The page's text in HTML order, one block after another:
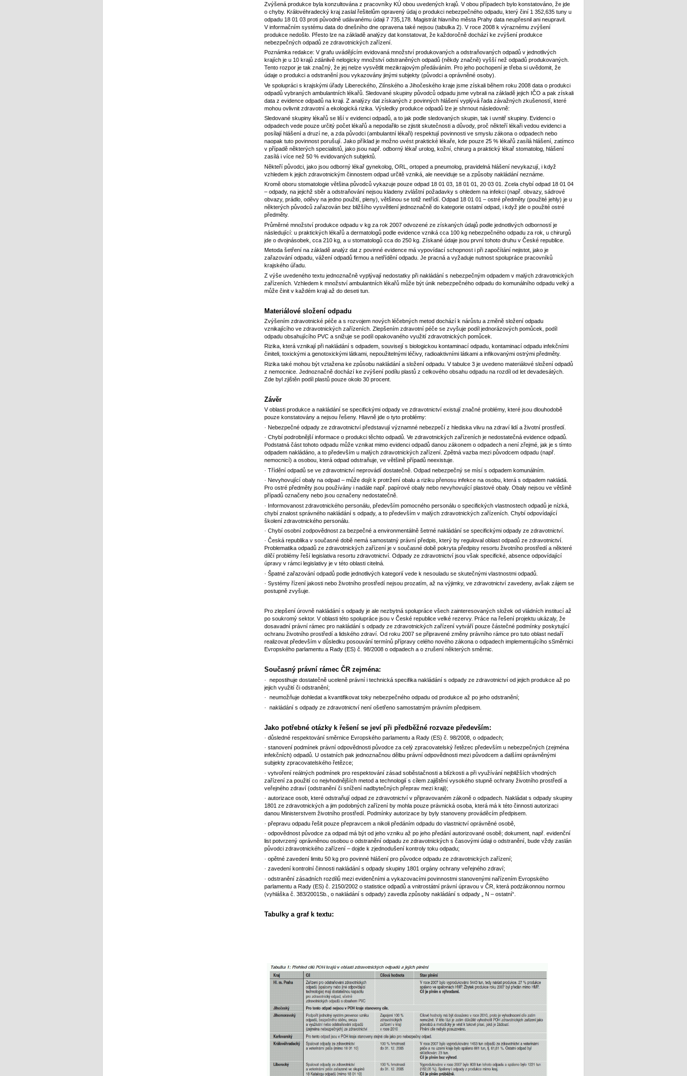
Zvýšená produkce byla konzultována z pracovníky KÚ obou uvedených krajů. V obou případech bylo konstatováno, že jde
o chyby. Královéhradecký kraj zaslal řešitelům opravený údaj o produkci nebezpečného odpadu, který činí 1 352,635 tuny u
odpadu 18 01 03 proti původně udávanému údaji 7 735,178. Magistrát hlavního města Prahy data neupřesnil ani neupravil.
V informačním systému data do dnešního dne opravena také nejsou (tabulka 2). V roce 2008 k výraznému zvýšení
produkce nedošlo. Přesto lze na základě analýzy dat konstatovat, že každoročně dochází ke zvýšení produkce
nebezpečných odpadů ze zdravotnických zařízení.
Poznámka redakce: V grafu uvádějícím evidovaná množství produkovaných a odstraňovaných odpadů v jednotlivých
krajích je u 10 krajů zdánlivě nelogicky množství odstraněných odpadů (někdy značně) vyšší než odpadů produkovaných.
Tento rozpor je tak značný, že jej nelze vysvětlit mezikrajovým předáváním. Pro jeho pochopení je třeba si uvědomit, že
údaje o produkci a odstranění jsou vykazovány jinými subjekty (původci a oprávněné osoby).
Ve spolupráci s krajskými úřady Libereckého, Zlínského a Jihočeského kraje jsme získali během roku 2008 data o produkci
odpadů vybraných ambulantních lékařů. Sledované skupiny původců odpadu jsme vybrali na základě jejich IČO a pak získali
data z evidence odpadů na kraji. Z analýzy dat získaných z povinných hlášení vyplývá řada závažných zkušeností, které
mohou ovlivnit zdravotní a ekologická rizika. Výsledky produkce odpadů lze je shrnout následovně:
Sledované skupiny lékařů se liší v evidenci odpadů, a to jak podle sledovaných skupin, tak i uvnitř skupiny. Evidenci o
odpadech vede pouze určitý počet lékařů a nepodařilo se zjistit skutečnosti a důvody, proč někteří lékaři vedou evidenci a
posílají hlášení a druzí ne, a zda původci (ambulantní lékaři) respektují povinnosti ve smyslu zákona o odpadech nebo
naopak tuto povinnost porušují. Jako příklad je možno uvést praktické lékaře, kde pouze 25 % lékařů zasílá hlášení, zatímco
v případě některých specialistů, jako jsou např. odborný lékař urolog, kožní, chirurg a praktický lékař stomatolog, hlášení
zasílá i více než 50 % evidovaných subjektů.
Někteří původci, jako jsou odborný lékař gynekolog, ORL, ortoped a pneumolog, pravidelná hlášení nevykazují, i když
vzhledem k jejich zdravotnickým činnostem odpad určitě vzniká, ale neeviduje se a způsoby nakládání neznáme.
Kromě oboru stomatologie většina původců vykazuje pouze odpad 18 01 03, 18 01 01, 20 03 01. Zcela chybí odpad 18 01 04
– odpady, na jejichž sběr a odstraňování nejsou kladeny zvláštní požadavky s ohledem na infekci (např. obvazy, sádrové
obvazy, prádlo, oděvy na jedno použití, pleny), většinou se totiž netřídí. Odpad 18 01 01 – ostré předměty (použité jehly) je u
některých původců zařazován bez bližšího vysvětlení jednoznačně do kategorie ostatní odpad, i když jde o použité ostré
předměty.
Průměrné množství produkce odpadu v kg za rok 2007 odvozené ze získaných údajů podle jednotlivých odborností je
následující: u praktických lékařů a dermatologů podle evidence vzniká cca 100 kg nebezpečného odpadu za rok, u chirurgů
jde o dvojnásobek, cca 210 kg, a u stomatologů cca do 250 kg. Získané údaje jsou první tohoto druhu v České republice.
Metoda šetření na základě analýz dat z povinné evidence má vypovídací schopnost i při započítání nejistot, jako je
zařazování odpadu, vážení odpadů firmou a netřídění odpadu. Je pracná a vyžaduje nutnost spolupráce pracovníků
krajského úřadu.
Z výše uvedeného textu jednoznačně vyplývají nedostatky při nakládání s nebezpečným odpadem v malých zdravotnických
zařízeních. Vzhledem k množství ambulantních lékařů může být únik nebezpečného odpadu do komunálního odpadu velký a
může činit v každém kraji až do deseti tun.
Materiálové složení odpadu
Zvýšením zdravotnické péče a s rozvojem nových léčebných metod dochází k nárůstu a změně složení odpadu
vznikajícího ve zdravotnických zařízeních. Zlepšením zdravotní péče se zvyšuje podíl jednorázových pomůcek, podíl
odpadu obsahujícího PVC a snižuje se podíl opakovaného využití zdravotnických pomůcek.
Rizika, která vznikají při nakládání s odpadem, souvisejí s biologickou kontaminací odpadu, kontaminací odpadu infekčními
činiteli, toxickými a genotoxickými látkami, nepoužitelnými léčivy, radioaktivními látkami a infikovanými ostrými předměty.
Rizika také mohou být vztažena ke způsobu nakládání a složení odpadu. V tabulce 3 je uvedeno materiálové složení odpadů
z nemocnice. Jednoznačně dochází ke zvýšení podílu plastů z celkového obsahu odpadu na rozdíl od let devadesátých.
Zde byl zjištěn podíl plastů pouze okolo 30 procent.
Závěr
V oblasti produkce a nakládání se specifickými odpady ve zdravotnictví existují značné problémy, které jsou dlouhodobě
pouze konstatovány a nejsou řešeny. Hlavně jde o tyto problémy:
· Nebezpečné odpady ze zdravotnictví představují významné nebezpečí z hlediska vlivu na zdraví lidí a životní prostředí.
· Chybí podrobnější informace o produkci těchto odpadů. Ve zdravotnických zařízeních je nedostatečná evidence odpadů.
Podstatná část tohoto odpadu může vznikat mimo evidenci odpadů danou zákonem o odpadech a není zřejmé, jak je s tímto
odpadem nakládáno, a to především u malých zdravotnických zařízení. Zpětná vazba mezi původcem odpadu (např.
nemocnicí) a osobou, která odpad odstraňuje, ve většině případů neexistuje.
· Třídění odpadů se ve zdravotnictví neprovádí dostatečně. Odpad nebezpečný se mísí s odpadem komunálním.
· Nevyhovující obaly na odpad – může dojít k protržení obalu a riziku přenosu infekce na osobu, která s odpadem nakládá.
Pro ostré předměty jsou používány i nadále např. papírové obaly nebo nevyhovující plastové obaly. Obaly nejsou ve většině
případů označeny nebo jsou označeny nedostatečně.
· Informovanost zdravotnického personálu, především pomocného personálu o specifických vlastnostech odpadů je nízká,
chybí znalost správného nakládání s odpady, a to především v malých zdravotnických zařízeních. Chybí odpovídající
školení zdravotnického personálu.
· Chybí osobní zodpovědnost za bezpečné a environmentálně šetrné nakládání se specifickými odpady ze zdravotnictví.
· Česká republika v současné době nemá samostatný právní předpis, který by reguloval oblast odpadů ze zdravotnictví.
Problematika odpadů ze zdravotnických zařízení je v současné době pokryta předpisy resortu životního prostředí a některé
dílčí problémy řeší legislativa resortu zdravotnictví. Odpady ze zdravotnictví jsou však specifické, absence odpovídající
úpravy v rámci legislativy je v této oblasti citelná.
· Špatné zařazování odpadů podle jednotlivých kategorií vede k nesouladu se skutečnými vlastnostmi odpadů.
· Systémy řízení jakosti nebo životního prostředí nejsou prozatím, až na výjimky, ve zdravotnictví zavedeny, avšak zájem se
postupně zvyšuje.
Pro zlepšení úrovně nakládání s odpady je ale nezbytná spolupráce všech zainteresovaných složek od vládních institucí až
po soukromý sektor. V oblasti této spolupráce jsou v České republice velké rezervy. Práce na řešení projektu ukázaly, že
dosavadní právní rámec pro nakládání s odpady ze zdravotnických zařízení vytváří pouze částečné podmínky poskytující
ochranu životního prostředí a lidského zdraví. Od roku 2007 se připravené změny právního rámce pro tuto oblast nedaří
realizovat především v důsledku posouvání termínů přípravy celého nového zákona o odpadech implementujícího sSměrnici
Evropského parlamentu a Rady (ES) č. 98/2008 o odpadech a o zrušení některých směrnic.
Současný právní rámec ČR zejména:
· nepostihuje dostatečně uceleně právní i technická specifika nakládání s odpady ze zdravotnictví od jejich produkce až po
jejich využití či odstranění;
· neumožňuje dohledat a kvantifikovat toky nebezpečného odpadu od produkce až po jeho odstranění;
· nakládání s odpady ze zdravotnictví není ošetřeno samostatným právním předpisem.
Jako potřebné otázky k řešení se jeví při předběžné rozvaze především:
· důsledné respektování směrnice Evropského parlamentu a Rady (ES) č. 98/2008, o odpadech;
· stanovení podmínek právní odpovědnosti původce za celý zpracovatelský řetězec především u nebezpečných (zejména
infekčních) odpadů. U ostatních pak jednoznačnou dělbu právní odpovědnosti mezi původcem a dalšími oprávněnými
subjekty zpracovatelského řetězce;
· vytvoření reálných podmínek pro respektování zásad soběstačnosti a blízkosti a při využívání nejbližších vhodných
zařízení za použití co nejvhodnějších metod a technologií s cílem zajištění vysokého stupně ochrany životního prostředí a
veřejného zdraví (odstranění či snížení nadbytečných přeprav mezi kraji);
· autorizace osob, které odstraňují odpad ze zdravotnictví v připravovaném zákoně o odpadech. Nakládat s odpady skupiny
1801 ze zdravotnických a jim podobných zařízení by mohla pouze právnická osoba, která má k této činnosti autorizaci
danou Ministerstvem životního prostředí. Podmínky autorizace by byly stanoveny prováděcím předpisem.
· přepravu odpadu řešit pouze přepravcem a nikoli předáním odpadu do vlastnictví oprávněné osobě,
· odpovědnost původce za odpad má být od jeho vzniku až po jeho předání autorizované osobě; dokument, např. evidenční
list potvrzený oprávněnou osobou o odstranění odpadu ze zdravotnických s časovými údaji o odstranění, bude vždy zaslán
původci zdravotnického zařízení – dojde k zjednodušení kontroly toku odpadu;
· opětné zavedení limitu 50 kg pro povinné hlášení pro původce odpadu ze zdravotnických zařízení;
· zavedení kontrolní činnosti nakládání s odpady skupiny 1801 orgány ochrany veřejného zdraví;
· odstranění zásadních rozdílů mezi evidenčními a vykazovacími povinnostmi stanovenými nařízením Evropského
parlamentu a Rady (ES) č. 2150/2002 o statistice odpadů a vnitrostátní právní úpravou v ČR, která podzákonnou normou
(vyhláška č. 383/2001Sb., o nakládání s odpady) zavedla způsoby nakládání s odpady „ N – ostatní“.
Tabulky a graf k textu: